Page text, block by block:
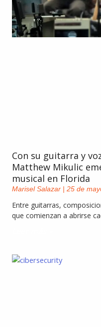
Con su guitarra y
Matthew Mikulic
musical en Florida
Marisel Salazar 25 de
Entre guitarras,
que comienzan a abrirse